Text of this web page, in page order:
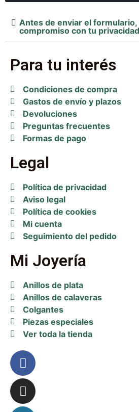
Antes de enviar el formulario,
compromiso con tu
Para tu interés
Condiciones de compra
Gastos de envío y plazos
Devoluciones
Preguntas frecuentes
Formas de pago
Legal
Política de privacidad
Aviso legal
Política de cookies
Mi cuenta
Seguimiento del pedido
Mi Joyería
Anillos de plata
Anillos de calaveras
Colgantes
Piezas especiales
Ver toda la tienda